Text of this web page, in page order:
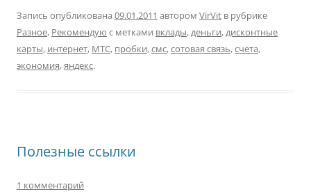
Запись опубликована 09.01.2011 автором VirVit в рубрике
Разное, Рекомендую с метками вклады,деньги,дисконтные
карты, интернет, МТС, пробки,смс,сотовая связь,счета,
экономия,яндекс.
Полезные ссылки
1 комментарий